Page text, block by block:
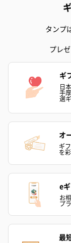
プリザーブドフラ
ブーケ（ピンク）
ぬいぐるみ
誕生日・記念日・
フラワーテディベア
タンプ
プレ
ギ
日
手
選
オ
ギ
を
e
お
プ
最